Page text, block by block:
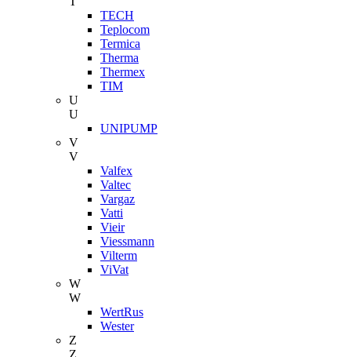
TECH
Teplocom
Termica
Therma
Thermex
TIM
U
U
UNIPUMP
V
V
Valfex
Valtec
Vargaz
Vatti
Vieir
Viessmann
Vilterm
ViVat
W
W
WertRus
Wester
Z
Z